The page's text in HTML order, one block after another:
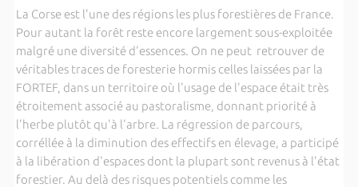
La Corse est l'une des régions les plus forestières de France.
Pour autant la forêt reste encore largement sous-exploitée
malgré une diversité d'essences. On ne peut retrouver de
véritables traces de foresterie hormis celles laissées par la
FORTEF, dans un territoire où l'usage de l'espace était très
étroitement associé au pastoralisme, donnant priorité à
l'herbe plutôt qu'à l'arbre. La régression de parcours,
corréllée à la diminution des effectifs en élevage, a participé
à la libération d'espaces dont la plupart sont revenus à l'état
forestier. Au delà des risques potentiels comme les